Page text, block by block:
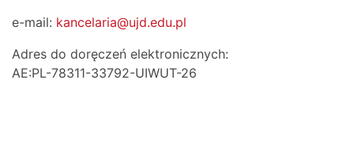
e-mail: kancelaria@ujd.edu.pl
Adres do doręczeń elektronicznych:
AE:PL-78311-33792-UIWUT-26